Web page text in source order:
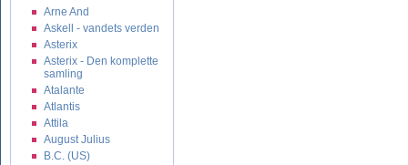
Arne And
Askell - vandets verden
Asterix
Asterix - Den komplette
samling
Atalante
Atlantis
Attila
August Julius
B.C. (US)